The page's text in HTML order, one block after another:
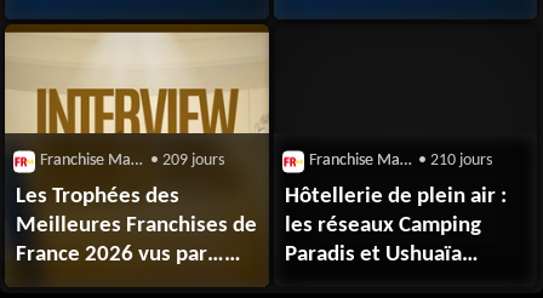
pour 4 dirigeants sur 10
Franchise Magazine • 209 jours
Les Trophées des
Meilleures Franchises de
France 2026 vus par…
In Extenso
Franchise Magazine • 210 jours
Hôtellerie de plein air :
les réseaux Camping
Paradis et Ushuaïa